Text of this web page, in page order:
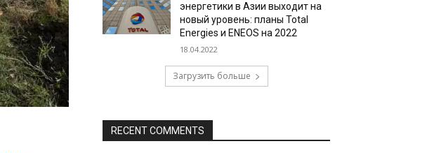
энергетики в Азии выходит на
новый уровень: планы Total
Energies и ENEOS на 2022
18.04.2022
Загрузить больше
RECENT COMMENTS